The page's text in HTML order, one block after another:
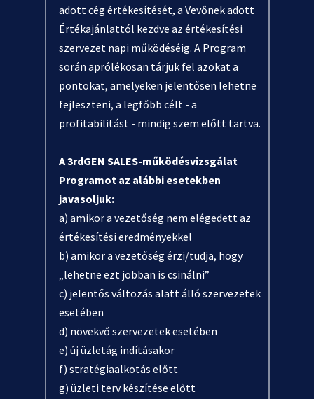
adott cég értékesítését, a Vevőnek adott
Értékajánlattól kezdve az értékesítési
szervezet napi működéséig. A Program
során aprólékosan tárjuk fel azokat a
pontokat, amelyeken jelentősen lehetne
fejleszteni, a legfőbb célt - a
profitabilitást - mindig szem előtt tartva.
A 3rdGEN SALES-működésvizsgálat
Programot az alábbi esetekben
javasoljuk:
a) amikor a vezetőség nem elégedett az
értékesítési eredményekkel
b) amikor a vezetőség érzi/tudja, hogy
„lehetne ezt jobban is csinálni”
c) jelentős változás alatt álló szervezetek
esetében
d) növekvő szervezetek esetében
e) új üzletág indításakor
f) stratégiaalkotás előtt
g) üzleti terv készítése előtt